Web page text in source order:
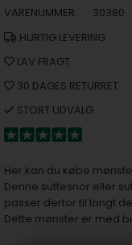
VARENUMMER:
30380
HURTIG LEVERING
LAV FRAGT
30 DAGES RETURRET
STORT UDVALG
Her kan du købe
Denne suttesnor eller
passer derfor til langt
Dette mønster er med